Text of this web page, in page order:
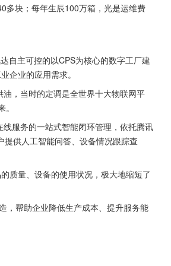
多块；每年生辰100万箱，光是运维费
自主可控的以CPS为核心的数字工厂建
企业的应用需求。
，当时的定调是全世界十大物联网平
服务的一站式智能闭环管理，依托腾讯
供人工智能问答、设备情况跟踪查
质量、设备的使用状况，极大地缩短了
，帮助企业降低生产成本、提升服务能